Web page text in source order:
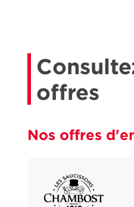
offres
Nos offres